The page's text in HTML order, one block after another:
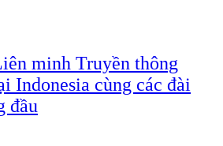
minh Truyền thông
Indonesia cùng các đài
đầu